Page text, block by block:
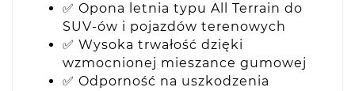
✅ Opona letnia typu All Terrain do
SUV-ów i pojazdów terenowych
✅ Wysoka trwałość dzięki
wzmocnionej mieszance gumowej
✅ Odporność na uszkodzenia